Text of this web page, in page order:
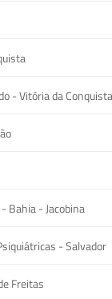
- Vitória da Conquista
Bahia - Jacobina
- Salvador
Freitas